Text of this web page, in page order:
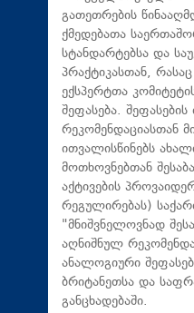
გათეთრების
ქმედებათა
სტანდარტებსა და
პრაქტიკასთან,
ექსპერტთა
შეფასება.
რეკომენდაციასთან
ითვალისწინებს
მოთხოვნებთან
აქტივების
რეგულირებას)
"მნიშვნელოვნად
აღნიშნულ
ანალოგიური
ბრიტანეთსა და
განცხადებაში.